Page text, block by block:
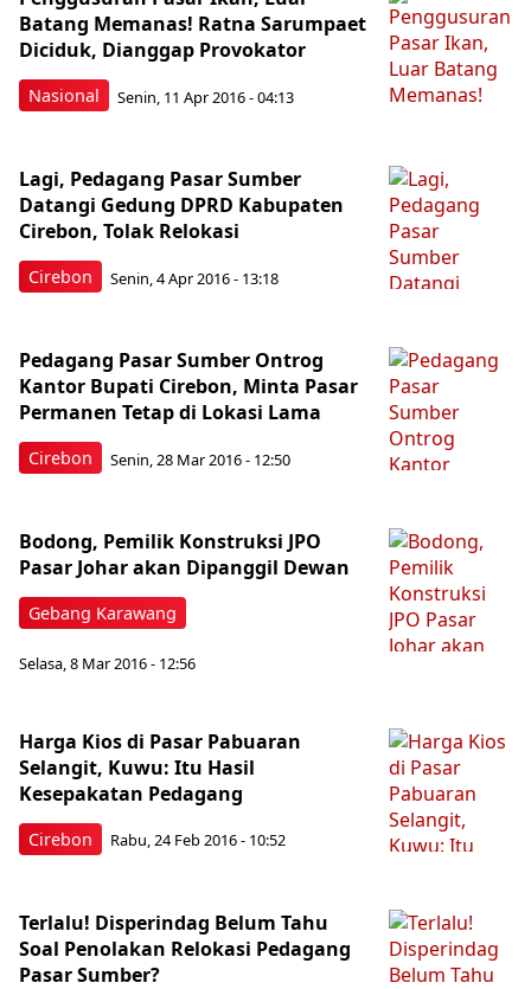
Nasional
Batang Memanas! Ratna Sarumpaet
Diciduk, Dianggap Provokator
Senin, 11 Apr 2016 - 04:13
Cirebon
Lagi, Pedagang Pasar Sumber
Datangi Gedung DPRD Kabupaten
Cirebon, Tolak Relokasi
Senin, 4 Apr 2016 - 13:18
Cirebon
Pedagang Pasar Sumber Ontrog
Kantor Bupati Cirebon, Minta Pasar
Permanen Tetap di Lokasi Lama
Senin, 28 Mar 2016 - 12:50
Gebang Karawang
Bodong, Pemilik Konstruksi JPO
Pasar Johar akan Dipanggil Dewan
Selasa, 8 Mar 2016 - 12:56
Cirebon
Harga Kios di Pasar Pabuaran
Selangit, Kuwu: Itu Hasil
Kesepakatan Pedagang
Rabu, 24 Feb 2016 - 10:52
Terlalu! Disperindag Belum Tahu
Soal Penolakan Relokasi Pedagang
Pasar Sumber?